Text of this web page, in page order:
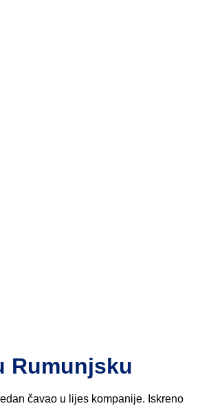
Rumunjsku
čavao u lijes kompanije. Iskreno